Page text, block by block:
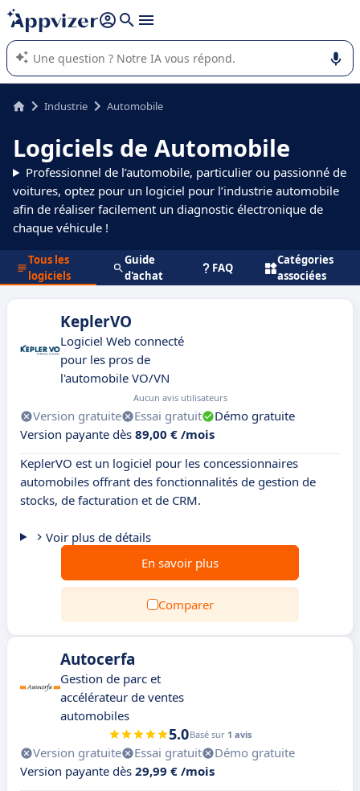
répondre (plusieurs lignes avec
L'IA de Appvizer vous guide dans l'utilisation ou la sélection de
logiciel SaaS en entreprise.
Industrie Automobile
Logiciels de Automobile
Professionnel de l’automobile, particulier ou passionné de
voitures, optez pour un logiciel pour l’industrie automobile
afin de réaliser facilement un diagnostic électronique de
chaque véhicule !
Tous les
logiciels
Guide
d'achat
FAQ
Catégories
associées
KeplerVO
Logiciel Web connecté
pour les pros de
l'automobile VO/VN
Aucun avis utilisateurs
Version gratuite Essai gratuit
Démo gratuite
Version payante dès 89,00 € /mois
KeplerVO est un logiciel pour les concessionnaires
automobiles offrant des fonctionnalités de gestion de
stocks, de facturation et de CRM.
Voir plus de détails
En savoir plus
Comparer
Autocerfa
Gestion de parc et
accélérateur de ventes
automobiles
5.0Basé sur 1 avis
Version gratuite Essai gratuit
Démo gratuite
Version payante dès 29,99 € /mois